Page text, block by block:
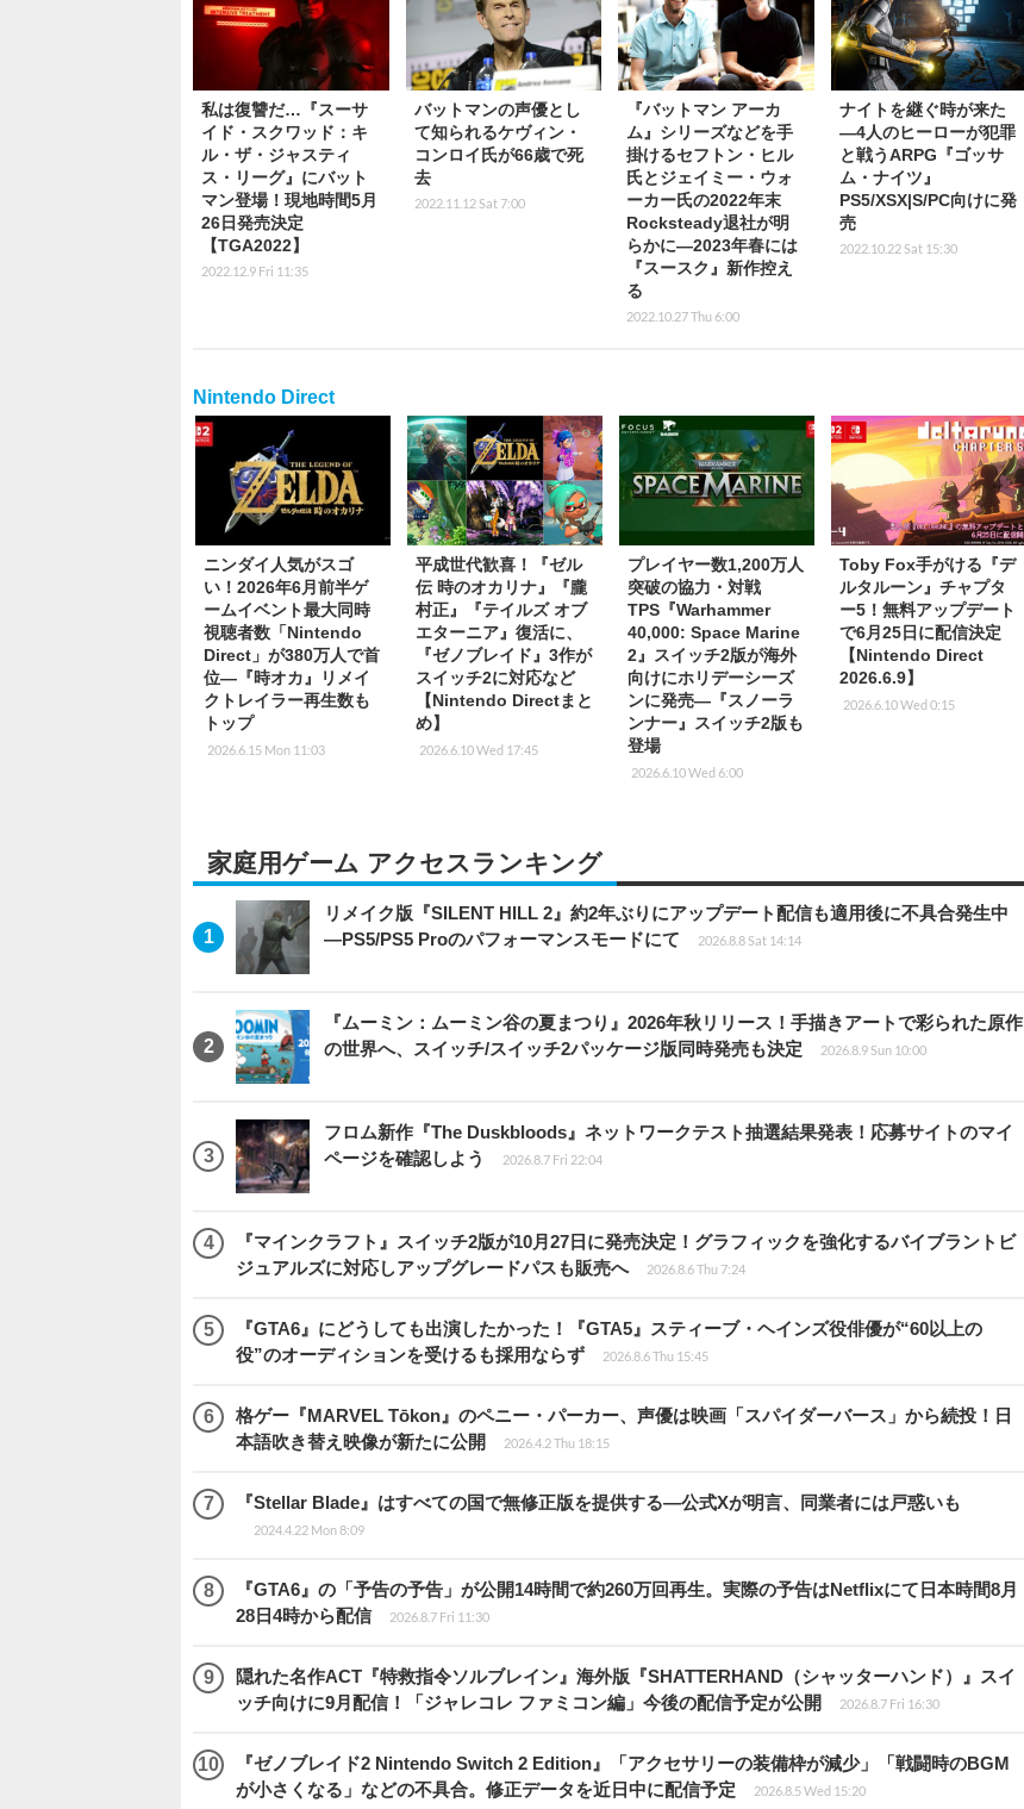
私は復讐だ…『スーサ
イド・スクワッド：キ
ル・ザ・ジャスティ
ス・リーグ』にバット
マン登場！現地時間5月
26日発売決定
【TGA2022】
2022.12.9 Fri 11:35
バットマンの声優とし
て知られるケヴィン・
コンロイ氏が66歳で死
去
2022.11.12 Sat 7:00
『バットマン アーカ
ム』シリーズなどを手
掛けるセフトン・ヒル
氏とジェイミー・ウォ
ーカー氏の2022年末
Rocksteady退社が明
らかに―2023年春には
『スースク』新作控え
る
2022.10.27 Thu 6:00
ナイトを継ぐ時が来た
―4人のヒーローが犯罪
と戦うARPG『ゴッサ
ム・ナイツ』
PS5/XSX|S/PC向けに発
売
2022.10.22 Sat 15:30
Nintendo Direct
ニンダイ人気がスゴ
い！2026年6月前半ゲ
ームイベント最大同時
視聴者数「Nintendo
Direct」が380万人で首
位―『時オカ』リメイ
クトレイラー再生数も
トップ
2026.6.15 Mon 11:03
平成世代歓喜！『ゼル
伝 時のオカリナ』『朧
村正』『テイルズ オブ
エターニア』復活に、
『ゼノブレイド』3作が
スイッチ2に対応など
【Nintendo Directまと
め】
2026.6.10 Wed 17:45
プレイヤー数1,200万人
突破の協力・対戦
TPS『Warhammer
40,000: Space Marine
2』スイッチ2版が海外
向けにホリデーシーズ
ンに発売―『スノーラ
ンナー』スイッチ2版も
登場
2026.6.10 Wed 6:00
Toby Fox手がける『デ
ルタルーン』チャプタ
ー5！無料アップデート
で6月25日に配信決定
【Nintendo Direct
2026.6.9】
2026.6.10 Wed 0:15
家庭用ゲーム アクセスランキング
リメイク版『SILENT HILL 2』約2年ぶりにアップデート配信も適用後に不具合発生中
―PS5/PS5 Proのパフォーマンスモードにて
2026.8.8 Sat 14:14
『ムーミン：ムーミン谷の夏まつり』2026年秋リリース！手描きアートで彩られた原作
の世界へ、スイッチ/スイッチ2パッケージ版同時発売も決定
2026.8.9 Sun 10:00
フロム新作『The Duskbloods』ネットワークテスト抽選結果発表！応募サイトのマイ
ページを確認しよう
2026.8.7 Fri 22:04
『マインクラフト』スイッチ2版が10月27日に発売決定！グラフィックを強化するバイブラントビ
ジュアルズに対応しアップグレードパスも販売へ
2026.8.6 Thu 7:24
『GTA6』にどうしても出演したかった！『GTA5』スティーブ・ヘインズ役俳優が“60以上の
役”のオーディションを受けるも採用ならず
2026.8.6 Thu 15:45
格ゲー『MARVEL Tōkon』のペニー・パーカー、声優は映画「スパイダーバース」から続投！日
本語吹き替え映像が新たに公開
2026.4.2 Thu 18:15
『Stellar Blade』はすべての国で無修正版を提供する―公式Xが明言、同業者には戸惑いも
2024.4.22 Mon 8:09
『GTA6』の「予告の予告」が公開14時間で約260万回再生。実際の予告はNetflixにて日本時間8月
28日4時から配信
2026.8.7 Fri 11:30
隠れた名作ACT『特救指令ソルブレイン』海外版『SHATTERHAND（シャッターハンド）』スイ
ッチ向けに9月配信！「ジャレコレ ファミコン編」今後の配信予定が公開
2026.8.7 Fri 16:30
『ゼノブレイド2 Nintendo Switch 2 Edition』「アクセサリーの装備枠が減少」「戦闘時のBGM
が小さくなる」などの不具合。修正データを近日中に配信予定
2026.8.5 Wed 15:20